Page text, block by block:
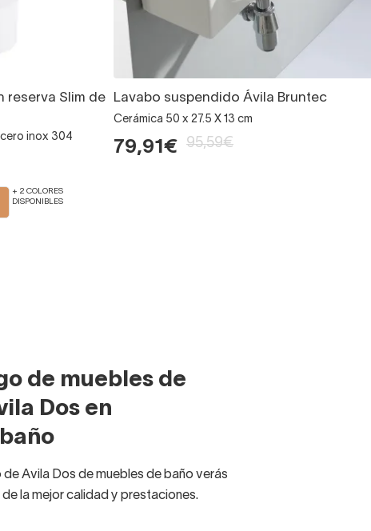
reserva Slim de
inox 304
+ 2 COLORES
DISPONIBLES
Lavabo suspendido Ávila Bruntec
Cerámica 50 x 27.5 X 13 cm
79,91€ 95,59€
de muebles de
Dos en
de Avila Dos de muebles de baño verás
la mejor calidad y prestaciones.